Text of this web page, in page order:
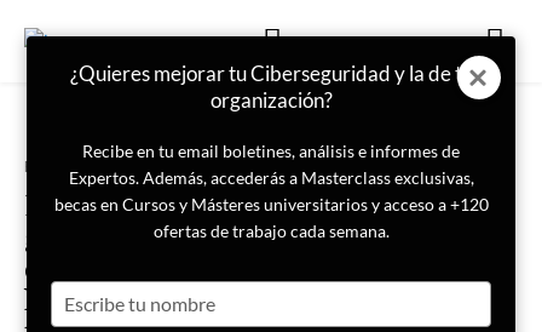
Portada
MacronLeaks como prototipo de
guerra híbrida cognitiva: De caso
disruptivo a modelo replicado en
la injerencia electoral
¿Quieres mejorar tu Ciberseguridad y la de tu
organización?
Recibe en tu email boletines, análisis e informes de
Expertos. Además, accederás a Masterclass exclusivas,
becas en Cursos y Másteres universitarios y acceso a +120
ofertas de trabajo cada semana.
your